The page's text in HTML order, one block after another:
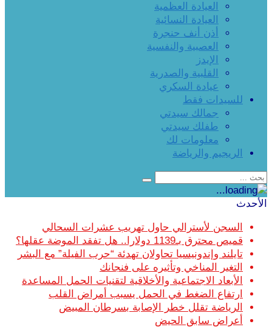
العيادة العظمية
العيادة النسائية
أذن أنف حنجرة
العصبية والنفسية
الإيدز
القلبية والصدرية
عيادة السكري
للسيدات فقط
جمالك سيدتي
طفلك سيدتي
معلومات لك
الريجيم والرياضة
الأحدث
السجن لأسترالي حاول تهريب عشرات السحالي
قميص محترق بـ1139 دولارا.. هل تفقد الموضة عقلها؟
تايلند وإندونيسيا تحاولان تهدئة “حرب الفيلة” مع البشر
التغير المناخي وتأثيره على فنجانك
الأبعاد الاجتماعية والأخلاقية لتقنيات الحمل المساعدة
ارتفاع الضغط في الحمل يسبب أمراض القلب
الرياضة تقلل خطر الإصابة بسرطان المبيض
أعراض سابق الحيض